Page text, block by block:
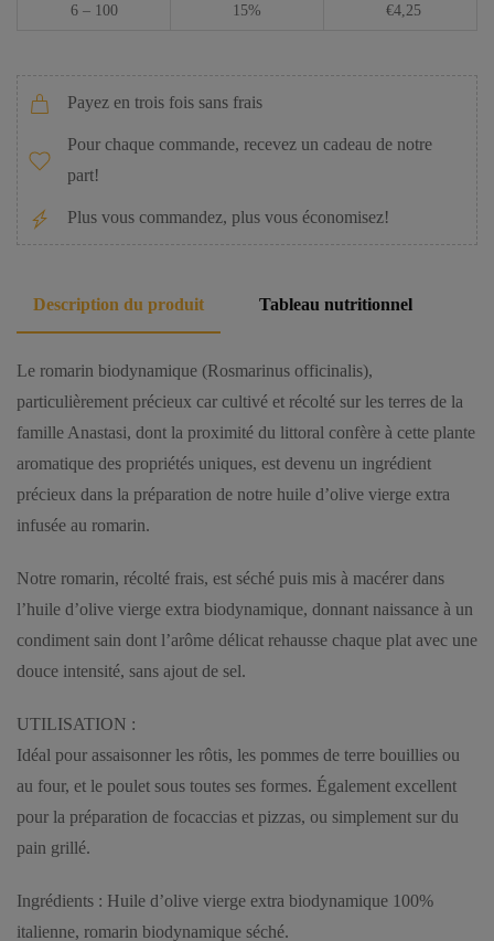
6 – 100 15% €4,25
Payez en trois fois sans frais
Pour chaque commande, recevez un cadeau de notre
part!
Plus vous commandez, plus vous économisez!
Description du produit Tableau nutritionnel
Le romarin biodynamique (Rosmarinus officinalis),
particulièrement précieux car cultivé et récolté sur les terres de la
famille Anastasi, dont la proximité du littoral confère à cette plante
aromatique des propriétés uniques, est devenu un ingrédient
précieux dans la préparation de notre huile d’olive vierge extra
infusée au romarin.
Notre romarin, récolté frais, est séché puis mis à macérer dans
l’huile d’olive vierge extra biodynamique, donnant naissance à un
condiment sain dont l’arôme délicat rehausse chaque plat avec une
douce intensité, sans ajout de sel.
UTILISATION :
Idéal pour assaisonner les rôtis, les pommes de terre bouillies ou
au four, et le poulet sous toutes ses formes. Également excellent
pour la préparation de focaccias et pizzas, ou simplement sur du
pain grillé.
Ingrédients : Huile d’olive vierge extra biodynamique 100%
italienne, romarin biodynamique séché.